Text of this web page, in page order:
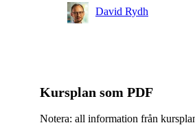
David Rydh
Kursplan som PDF
Notera: all information från